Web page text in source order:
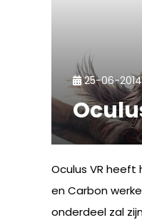
25-06-2014
Oculus VR
en Carbon
onderdeel zal